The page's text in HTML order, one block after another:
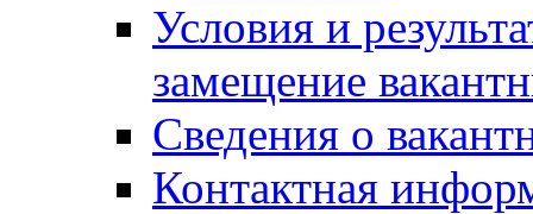
Условия и
замещение
Сведения о
Контактная